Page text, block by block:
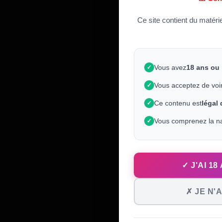
Ce site contient du
✓ Vous avez18 ans ou
✓ Vous acceptez de
✓ Ce contenu estlégal
✓ Vous comprenez la
✓ J'AI 18
✗ JE